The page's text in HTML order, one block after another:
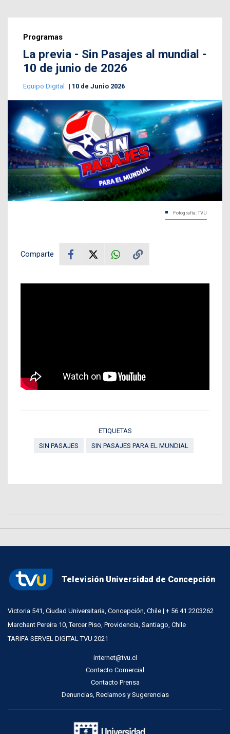
Programas
La previa - Sin Pasajes al mundial -
10 de junio de 2026
Equipo Digital 10 de Junio 2026
Fotografía: TVU
Comparte
ETIQUETAS
SIN PASAJES
SIN PASAJES PARA EL MUNDIAL
Televisión Universidad de Concepción
Victoria 541, Ciudad Universitaria, Concepción, Chile | + 56 41 2203262
Marchant Pereira 10, Tercer Piso, Providencia, Santiago, Chile
TARIFA SERVEL DIGITAL TVU 2021
internet@tvu.cl
Contacto Comercial
Contacto Prensa
Denuncias, Reclamos y Sugerencias